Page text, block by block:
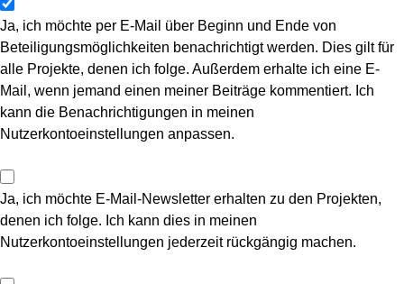
Ja, ich möchte per E-Mail über Beginn und Ende von
Beteiligungsmöglichkeiten benachrichtigt werden. Dies gilt für
alle Projekte, denen ich folge. Außerdem erhalte ich eine E-
Mail, wenn jemand einen meiner Beiträge kommentiert. Ich
kann die Benachrichtigungen in meinen
Nutzerkontoeinstellungen anpassen.
Ja, ich möchte E-Mail-Newsletter erhalten zu den Projekten,
denen ich folge. Ich kann dies in meinen
Nutzerkontoeinstellungen jederzeit rückgängig machen.